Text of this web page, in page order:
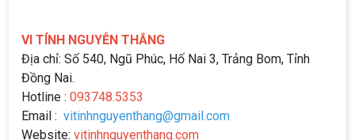
VI TÍNH NGUYỄN THẮNG
Địa chỉ: Số 540, Ngũ Phúc, Hố Nai 3, Trảng Bom, Tỉnh
Đồng Nai.
Hotline : 093748.5353
Email : vitinhnguyenthang@gmail.com
Website: vitinhnguyenthang.com